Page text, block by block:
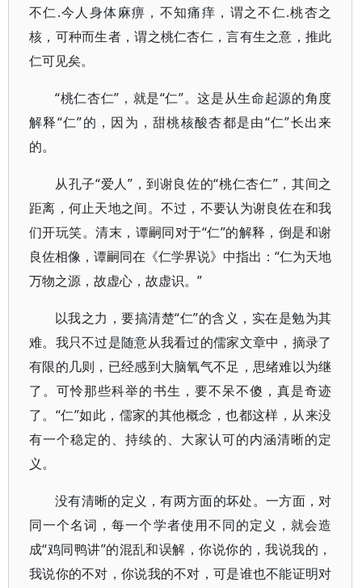
不仁.今人身体麻痹，不知痛痒，谓之不仁.桃杏之
核，可种而生者，谓之桃仁杏仁，言有生之意，推此
仁可见矣。
“桃仁杏仁”，就是“仁”。这是从生命起源的角度
解释“仁”的，因为，甜桃核酸杏都是由“仁”长出来
的。
从孔子“爱人”，到谢良佐的“桃仁杏仁”，其间之
距离，何止天地之间。不过，不要认为谢良佐在和我
们开玩笑。清末，谭嗣同对于“仁”的解释，倒是和谢
良佐相像，谭嗣同在《仁学界说》中指出：“仁为天地
万物之源，故虚心，故虚识。”
以我之力，要搞清楚“仁”的含义，实在是勉为其
难。我只不过是随意从我看过的儒家文章中，摘录了
有限的几则，已经感到大脑氧气不足，思绪难以为继
了。可怜那些科举的书生，要不呆不傻，真是奇迹
了。“仁”如此，儒家的其他概念，也都这样，从来没
有一个稳定的、持续的、大家认可的内涵清晰的定
义。
没有清晰的定义，有两方面的坏处。一方面，对
同一个名词，每一个学者使用不同的定义，就会造
成“鸡同鸭讲”的混乱和误解，你说你的，我说我的，
我说你的不对，你说我的不对，可是谁也不能证明对